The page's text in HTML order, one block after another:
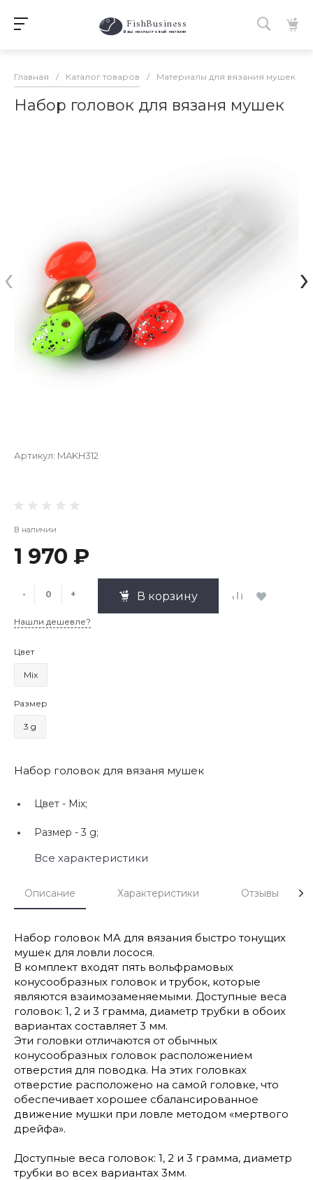
FishBusiness
Ваш нахлыстовый магазин
Главная / Каталог товаров / Материалы для вязания мушек
Набор головок для вязаня мушек
‹ ›
Артикул: MAKH312
В наличии
1 970 ₽
- + В корзину
Нашли дешевле?
Цвет
Mix
Размер
3 g
Набор головок для вязаня мушек
Цвет - Mix;
Размер - 3 g;
Все характеристики
Описание Характеристики Отзывы
Набор головок MA для вязания быстро тонущих
мушек для ловли лосося.
В комплект входят пять вольфрамовых
конусообразных головок и трубок, которые
являются взаимозаменяемыми. Доступные веса
головок: 1, 2 и 3 грамма, диаметр трубки в обоих
вариантах составляет 3 мм.
Эти головки отличаются от обычных
конусообразных головок расположением
отверстия для поводка. На этих головках
отверстие расположено на самой головке, что
обеспечивает хорошее сбалансированное
движение мушки при ловле методом «мертвого
дрейфа».
Доступные веса головок: 1, 2 и 3 грамма, диаметр
трубки во всех вариантах 3мм.